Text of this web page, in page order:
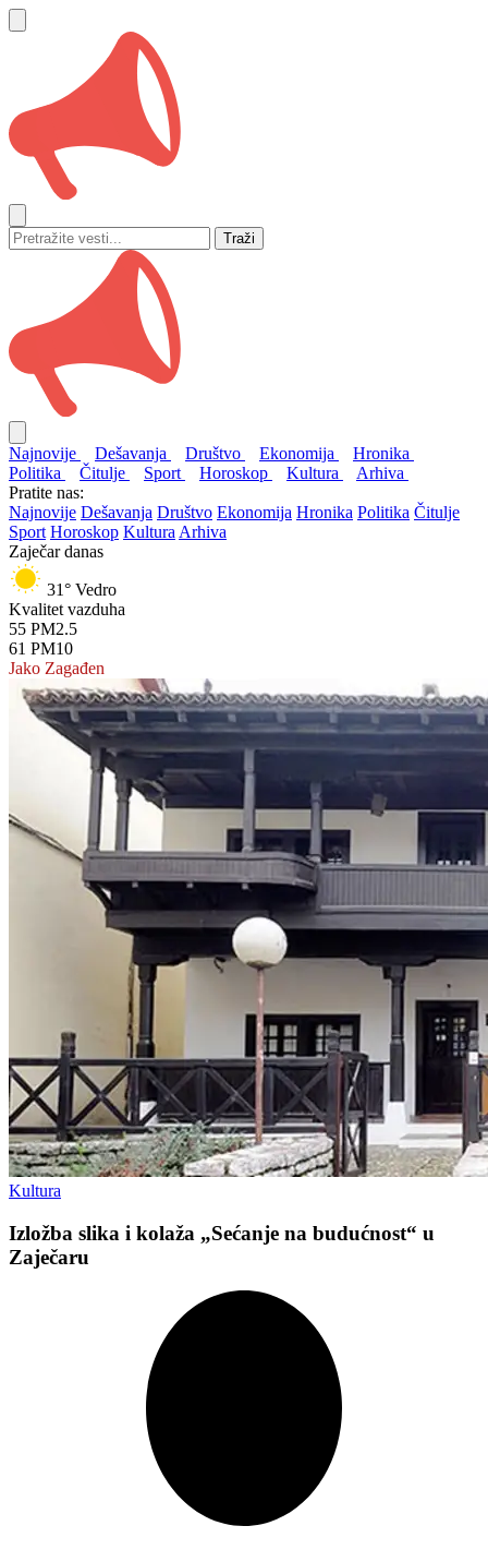
Traži
Najnovije Dešavanja Društvo Ekonomija
Hronika
Politika
Čitulje Sport Horoskop Kultura
Arhiva
Pratite nas:
Najnovije Dešavanja Društvo Ekonomija Hronika Politika Čitulje
Sport Horoskop Kultura Arhiva
Zaječar danas
31° Vedro
Kvalitet vazduha
55 PM2.5
61 PM10
Jako Zagađen
Kultura
Izložba slika i kolaža „Sećanje na budućnost“ u
Zaječaru